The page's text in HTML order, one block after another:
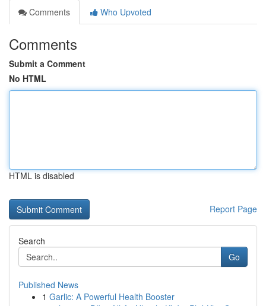
Comments
Who Upvoted
Comments
Submit a Comment
No HTML
HTML is disabled
Report Page
Search
Go
Published News
1 Garlic: A Powerful Health Booster